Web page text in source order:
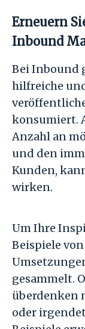
Erneuern
Inbound
Bei Inbound
hilfreiche
konsumiert.
Anzahl an
und den
Kunden,
wirken.
Um Ihre
Beispiele
gesammelt.
überdenken
oder